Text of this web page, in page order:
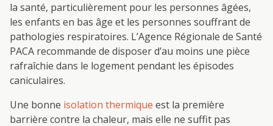
la santé, particulièrement pour les personnes âgées,
les enfants en bas âge et les personnes souffrant de
pathologies respiratoires. L’Agence Régionale de Santé
PACA recommande de disposer d’au moins une pièce
rafraîchie dans le logement pendant les épisodes
caniculaires.
Une bonne isolation thermique est la première
barrière contre la chaleur, mais elle ne suffit pas